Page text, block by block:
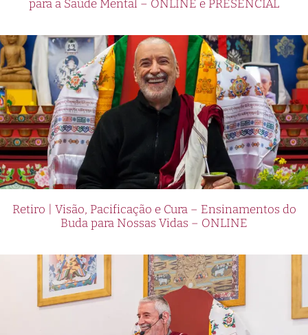
para a Saúde Mental – ONLINE e PRESENCIAL
Retiro | Visão, Pacificação e Cura – Ensinamentos do
Buda para Nossas Vidas – ONLINE